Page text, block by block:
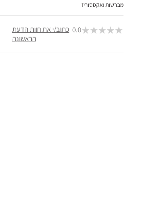
מברשות ואקססוריז
0.0 כתוב/י את חוות הדעת
הראשונה